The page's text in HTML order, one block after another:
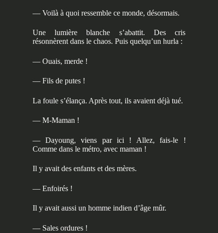
— Voilà à quoi ressemble ce monde, désormais.
Une lumière blanche s’abattit. Des cris
résonnèrent dans le chaos. Puis quelqu’un hurla :
— Ouais, merde !
— Fils de putes !
La foule s’élança. Après tout, ils avaient déjà tué.
— M-Maman !
— Dayoung, viens par ici ! Allez, fais-le !
Comme dans le métro, avec maman !
Il y avait des enfants et des mères.
— Enfoirés !
Il y avait aussi un homme indien d’âge mûr.
— Sales ordures !